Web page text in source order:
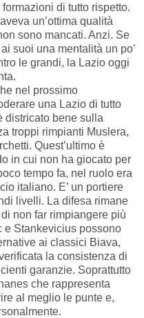
di tutto rispetto.
un’ottima qualità
sono mancati. Anzi. Se
suoi una mentalità un po’
le grandi, la Lazio oggi
nel prossimo
una Lazio di tutto
districato bene sulla
troppi rimpianti Muslera,
Quest’ultimo è
in cui non ha giocato per
tempo fa, nel ruolo era
italiano. E’ un portiere
livelli. La difesa rimane
non far rimpiangere più
e Stankevicius possono
ai classici Biava,
la consistenza di
garanzie. Soprattutto
che rappresenta
al meglio le punte e,